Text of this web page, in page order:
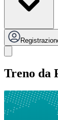
Treno da